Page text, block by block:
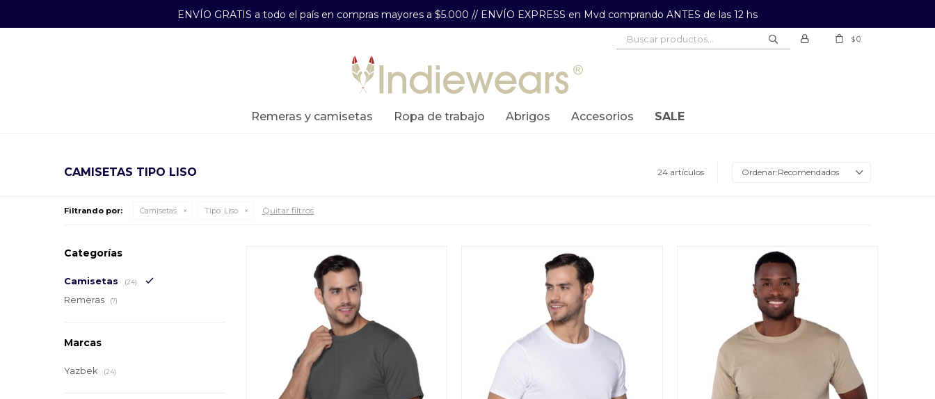
ENVÍO GRATIS a todo el país en compras mayores a $5.000 // ENVÍO EXPRESS en Mvd comprando ANTES de las 12 hs
remeras y camisetas ropa de trabajo abrigos accesorios SALE
$0
CAMISETAS TIPO LISO 24 artículos Recomendados
Filtrando por: Camisetas Tipo: Liso Quitar filtros
Categorías
Camisetas (24)
Remeras (7)
Marcas
Yazbek (24)